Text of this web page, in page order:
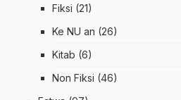
Fiksi (21)
Ke NU an (26)
Kitab (6)
Non Fiksi (46)